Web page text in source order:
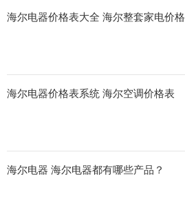
海尔电器价格表大全 海尔整套家电价格
海尔电器价格表系统 海尔空调价格表
海尔电器 海尔电器都有哪些产品？